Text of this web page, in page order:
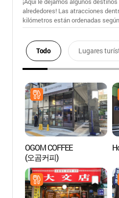
alrededores! Las atracciones
kilómetros están ordenadas
Todo Lugares
OGOM COFFEE
(오곰커피)